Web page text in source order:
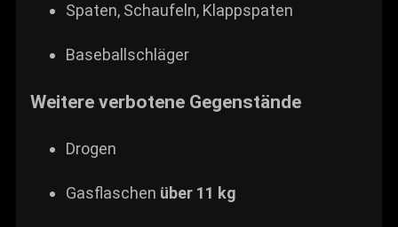
Spaten, Schaufeln, Klappspaten
Baseballschläger
Weitere verbotene Gegenstände
Drogen
Gasflaschen über 11 kg